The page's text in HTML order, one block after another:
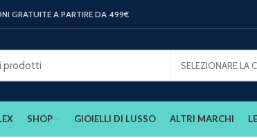
GRATUITE A PARTIRE DA 499€
SHOP GIOIELLI DI LUSSO ALTRI MARCHI